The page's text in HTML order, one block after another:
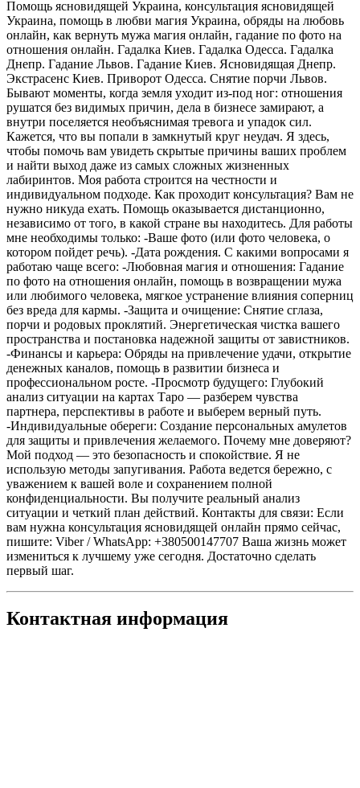
Помощь ясновидящей Украина, консультация ясновидящей
Украина, помощь в любви магия Украина, обряды на любовь
онлайн, как вернуть мужа магия онлайн, гадание по фото на
отношения онлайн. Гадалка Киев. Гадалка Одесса. Гадалка
Днепр. Гадание Львов. Гадание Киев. Ясновидящая Днепр.
Экстрасенс Киев. Приворот Одесса. Снятие порчи Львов.
Бывают моменты, когда земля уходит из-под ног: отношения
рушатся без видимых причин, дела в бизнесе замирают, а
внутри поселяется необъяснимая тревога и упадок сил.
Кажется, что вы попали в замкнутый круг неудач. Я здесь,
чтобы помочь вам увидеть скрытые причины ваших проблем
и найти выход даже из самых сложных жизненных
лабиринтов. Моя работа строится на честности и
индивидуальном подходе. Как проходит консультация? Вам не
нужно никуда ехать. Помощь оказывается дистанционно,
независимо от того, в какой стране вы находитесь. Для работы
мне необходимы только: -Ваше фото (или фото человека, о
котором пойдет речь). -Дата рождения. С какими вопросами я
работаю чаще всего: -Любовная магия и отношения: Гадание
по фото на отношения онлайн, помощь в возвращении мужа
или любимого человека, мягкое устранение влияния соперниц
без вреда для кармы. -Защита и очищение: Снятие сглаза,
порчи и родовых проклятий. Энергетическая чистка вашего
пространства и постановка надежной защиты от завистников.
-Финансы и карьера: Обряды на привлечение удачи, открытие
денежных каналов, помощь в развитии бизнеса и
профессиональном росте. -Просмотр будущего: Глубокий
анализ ситуации на картах Таро — разберем чувства
партнера, перспективы в работе и выберем верный путь.
-Индивидуальные обереги: Создание персональных амулетов
для защиты и привлечения желаемого. Почему мне доверяют?
Мой подход — это безопасность и спокойствие. Я не
использую методы запугивания. Работа ведется бережно, с
уважением к вашей воле и сохранением полной
конфиденциальности. Вы получите реальный анализ
ситуации и четкий план действий. Контакты для связи: Если
вам нужна консультация ясновидящей онлайн прямо сейчас,
пишите: Viber / WhatsApp: +380500147707 Ваша жизнь может
измениться к лучшему уже сегодня. Достаточно сделать
первый шаг.
Контактная информация